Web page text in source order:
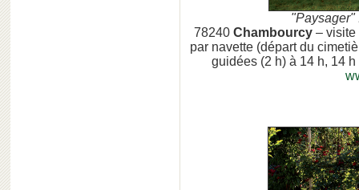
"Paysager"
78240Chambourcy – visite
par navette (départ du
guidées (2 h) à 14 h, 14